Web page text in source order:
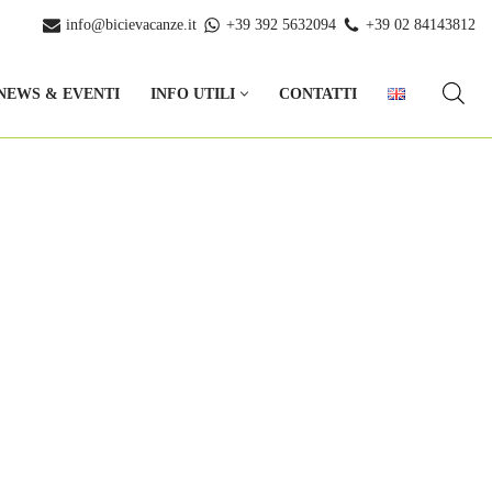
info@bicievacanze.it +39 392 5632094 +39 02 84143812
& EVENTI INFO UTILI CONTATTI